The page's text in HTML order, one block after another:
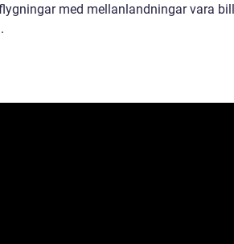
med mellanlandningar vara